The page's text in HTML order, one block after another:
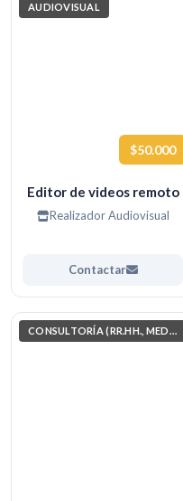
AUDIOVISUAL
$50.000
Editor de videos remoto
Realizador Audiovisual
Contactar
CONSULTORÍA (RR.HH., MEDIO AMBIENTE, INVESTIGACIÓN)